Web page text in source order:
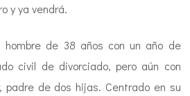
y ya vendrá.
de 38 años con un año de
civil de divorciado, pero aún con
padre de dos hijas. Centrado en su